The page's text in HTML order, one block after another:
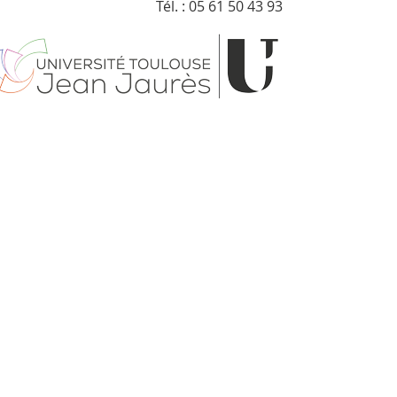
Tél. : 05 61 50 43 93